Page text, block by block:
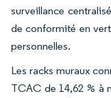
surveillance
de conformité en
personnelles.
Les racks muraux
TCAC de 14,62 % à